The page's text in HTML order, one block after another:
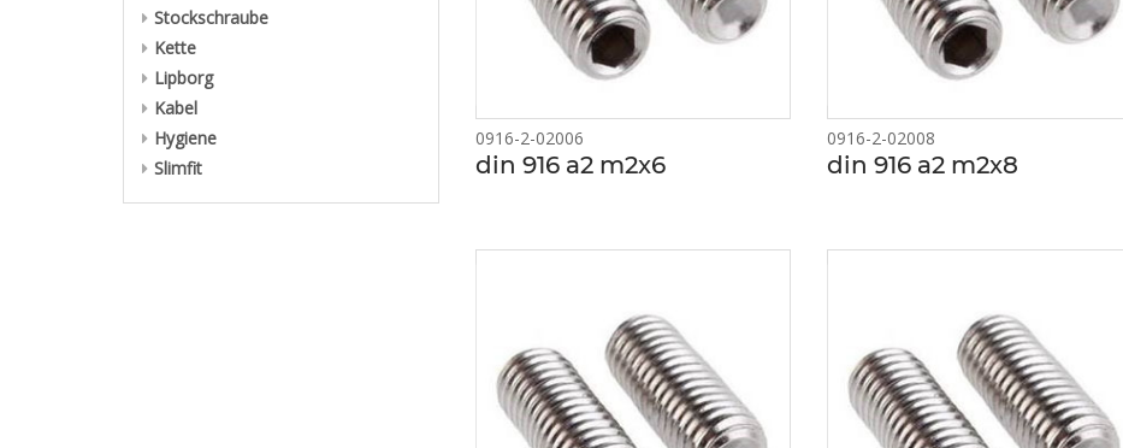
Stockschraube
Kette
Lipborg
Kabel
Hygiene
Slimfit
0916-2-02006
din 916 a2 m2x6
0916-2-02008
din 916 a2 m2x8